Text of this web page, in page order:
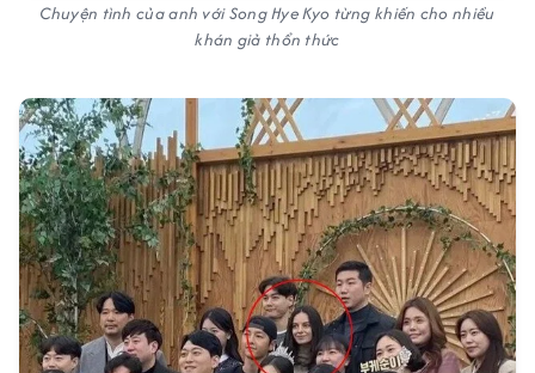
Chuyện tình của anh với Song Hye Kyo từng khiến cho nhiều
khán giả thổn thức